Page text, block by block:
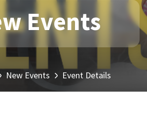
Events
New Events Event Details